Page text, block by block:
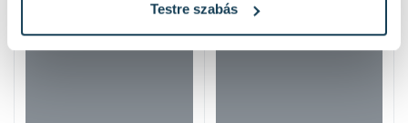
Testre szabás